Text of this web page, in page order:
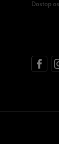
Dostop